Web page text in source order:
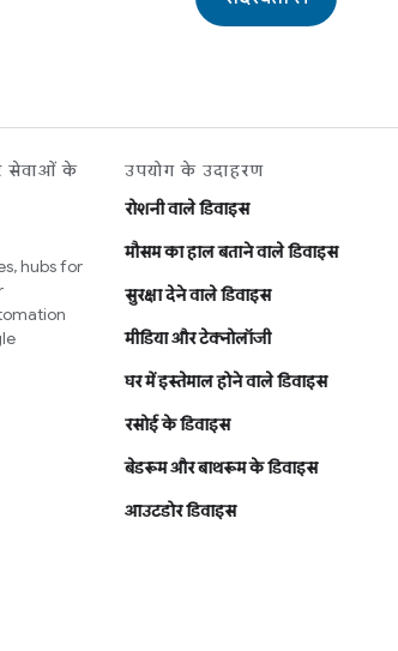
सेवाओं के
hubs for
उपयोग के उदाहरण
रोशनी वाले डिवाइस
मौसम का हाल बताने वाले डिवाइस
सुरक्षा देने वाले डिवाइस
मीडिया और टेक्नोलॉजी
घर में इस्तेमाल होने वाले डिवाइस
रसोई के डिवाइस
बेडरूम और बाथरूम के डिवाइस
आउटडोर डिवाइस